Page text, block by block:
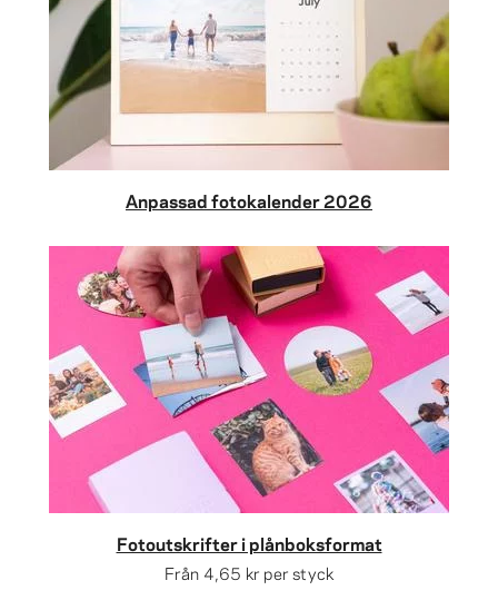
Anpassad fotokalender 2026
Fotoutskrifter i plånboksformat
Från 4,65 kr per styck